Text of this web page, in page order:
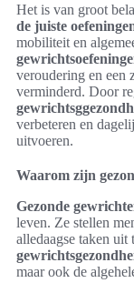
Het is van groot
de juiste
mobiliteit en
veroudering en een
verminderd. Door
verbeteren en
uitvoeren.
Waarom zijn
Gezonde
leven. Ze stellen
alledaagse taken uit
maar ook de